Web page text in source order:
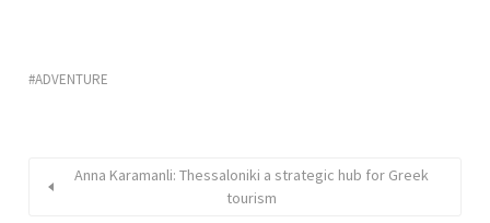
ADVENTURE
Anna Karamanli: Thessaloniki a strategic hub for Greek
tourism